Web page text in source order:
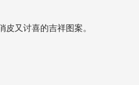
皮又讨喜的吉祥图案。